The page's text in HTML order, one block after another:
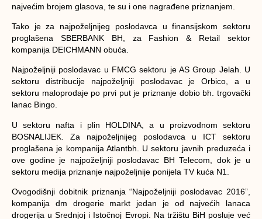
najvećim brojem glasova, te su i one nagrađene priznanjem.
Tako je za najpoželjnijeg poslodavca u finansijskom sektoru
proglašena SBERBANK BH, za Fashion & Retail sektor
kompanija DEICHMANN obuća.
Najpoželjniji poslodavac u FMCG sektoru je AS Group Jelah. U
sektoru distribucije najpoželjniji poslodavac je Orbico, a u
sektoru maloprodaje po prvi put je priznanje dobio bh. trgovački
lanac Bingo.
U sektoru nafta i plin HOLDINA, a u proizvodnom sektoru
BOSNALIJEK. Za najpoželjnijeg poslodavca u ICT sektoru
proglašena je kompanija Atlantbh. U sektoru javnih preduzeća i
ove godine je najpoželjniji poslodavac BH Telecom, dok je u
sektoru medija priznanje najpoželjnije ponijela TV kuća N1.
Ovogodišnji dobitnik priznanja “Najpoželjniji poslodavac 2016”,
kompanija dm drogerie markt jedan je od najvećih lanaca
drogerija u Srednjoj i Istočnoj Evropi. Na tržištu BiH posluje već